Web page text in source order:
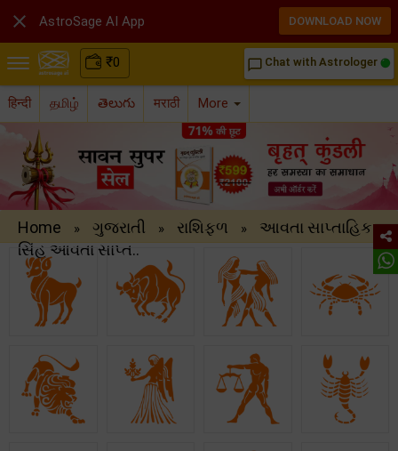
₹0 chat_bubble_outline Chat with Astrologer
हिन्दी தமிழ் తెలుగు मराठी More
Home » ગુજરાતી » રાશિફળ »
આવતા સાપ્તાહિક ..
સિંહ આવતા સાપ્ત..
 AstroSage AI App DOWNLOAD NOW